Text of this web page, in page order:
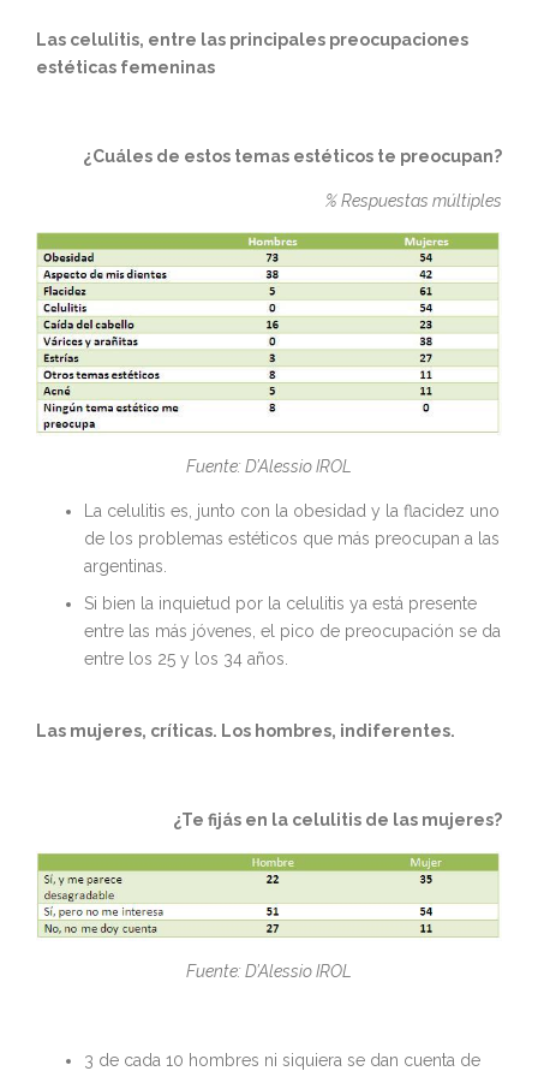
Las celulitis, entre las principales preocupaciones
estéticas femeninas
¿Cuáles de estos temas estéticos te preocupan?
% Respuestas múltiples
Fuente: D’Alessio IROL
La celulitis es, junto con la obesidad y la flacidez uno
de los problemas estéticos que más preocupan a las
argentinas.
Si bien la inquietud por la celulitis ya está presente
entre las más jóvenes, el pico de preocupación se da
entre los 25 y los 34 años.
Las mujeres, críticas. Los hombres, indiferentes.
¿Te fijás en la celulitis de las mujeres?
Fuente: D’Alessio IROL
3 de cada 10 hombres ni siquiera se dan cuenta de